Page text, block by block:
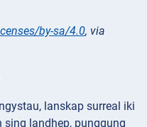
by-sa/4.0, via
lanskap surreal iki
landhep, punggung